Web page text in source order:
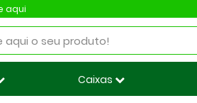
aqui
Caixas